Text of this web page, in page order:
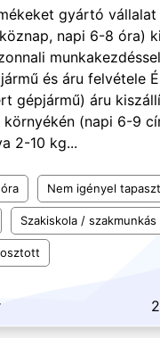
gyártó vállalat
napi 6-8 óra)
és áru felvétele
gépjármű) áru
környékén (napi 6-9
2-10 kg...
Nem igényel
Szakiskola / szakmunkás